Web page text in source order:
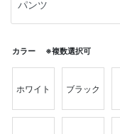
カラー ※複数選択可
ホワイト ブラック